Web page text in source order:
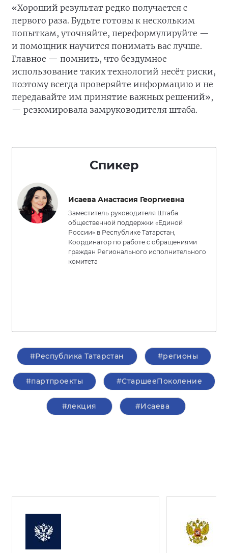
«Хороший результат редко получается с
первого раза. Будьте готовы к нескольким
попыткам, уточняйте, переформулируйте —
и помощник научится понимать вас лучше.
Главное — помнить, что бездумное
использование таких технологий несёт риски,
поэтому всегда проверяйте информацию и не
передавайте им принятие важных решений»,
— резюмировала замруководителя штаба.
Спикер
Исаева Анастасия Георгиевна
Заместитель руководителя Штаба
общественной поддержки «Единой
России» в Республике Татарстан,
Координатор по работе с обращениями
граждан Регионального исполнительного
комитета
#Республика Татарстан #регионы
#партпроекты #СтаршееПоколение
#лекция #Исаева